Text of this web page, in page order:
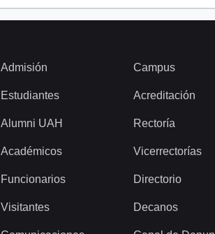
Admisión
Estudiantes
Alumni UAH
Académicos
Funcionarios
Visitantes
Campus
Acreditación
Rectoría
Vicerrectorías
Directorio
Decanos